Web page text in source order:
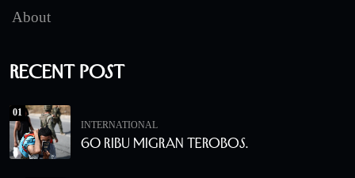
About
Recent Post
01
INTERNATIONAL
60 Ribu Migran Terobos.